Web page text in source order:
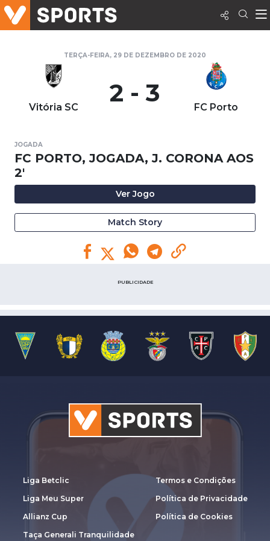
TERÇA-FEIRA, 29 DE DEZEMBRO DE 2020
Vitória SC 2 - 3 FC Porto
JOGADA
FC PORTO, JOGADA, J. CORONA AOS
2'
Ver Jogo
Match Story
PUBLICIDADE
Liga Betclic
Liga Meu Super
Allianz Cup
Taça Generali Tranquilidade
Termos e Condições
Política de Privacidade
Política de Cookies